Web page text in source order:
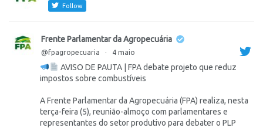
Follow
Frente Parlamentar da Agropecuária
@fpagropecuaria · 4 maio
AVISO DE PAUTA | FPA debate projeto que reduz
impostos sobre combustíveis
A Frente Parlamentar da Agropecuária (FPA) realiza, nesta
terça-feira (5), reunião-almoço com parlamentares e
representantes do setor produtivo para debater o PLP